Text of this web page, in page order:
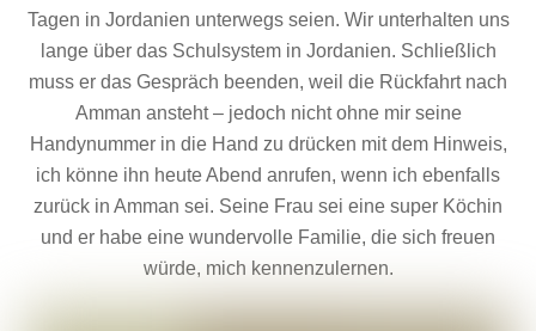
Tagen in Jordanien unterwegs seien. Wir unterhalten uns
lange über das Schulsystem in Jordanien. Schließlich
muss er das Gespräch beenden, weil die Rückfahrt nach
Amman ansteht – jedoch nicht ohne mir seine
Handynummer in die Hand zu drücken mit dem Hinweis,
ich könne ihn heute Abend anrufen, wenn ich ebenfalls
zurück in Amman sei. Seine Frau sei eine super Köchin
und er habe eine wundervolle Familie, die sich freuen
würde, mich kennenzulernen.